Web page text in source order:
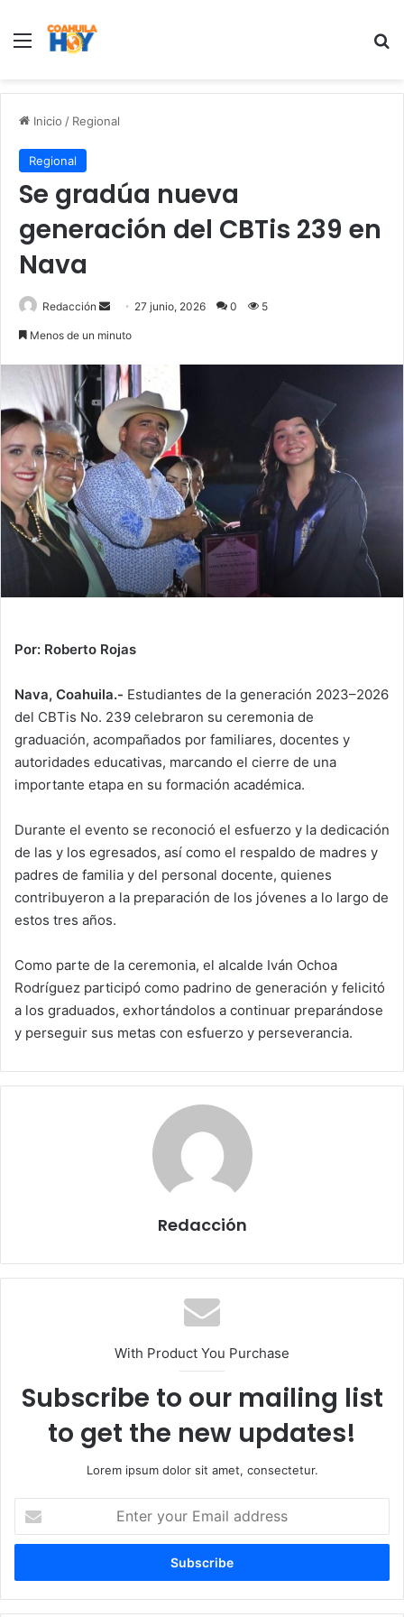
Menu
Inicio / Regional
Regional
Se gradúa nueva
generación del CBTis 239 en
Nava
Redacción
a
m
a
i
l
27 junio, 2026 0 5
Menos de un minuto
Por: Roberto Rojas
Nava, Coahuila.- Estudiantes de la generación 2023–2026
del CBTis No. 239 celebraron su ceremonia de
graduación, acompañados por familiares, docentes y
autoridades educativas, marcando el cierre de una
importante etapa en su formación académica.
Durante el evento se reconoció el esfuerzo y la dedicación
de las y los egresados, así como el respaldo de madres y
padres de familia y del personal docente, quienes
contribuyeron a la preparación de los jóvenes a lo largo de
estos tres años.
Como parte de la ceremonia, el alcalde Iván Ochoa
Rodríguez participó como padrino de generación y felicitó
a los graduados, exhortándolos a continuar preparándose
y perseguir sus metas con esfuerzo y perseverancia.
Redacción
With Product You Purchase
Subscribe to our mailing list
to get the new updates!
Lorem ipsum dolor sit amet, consectetur.
t
r
y